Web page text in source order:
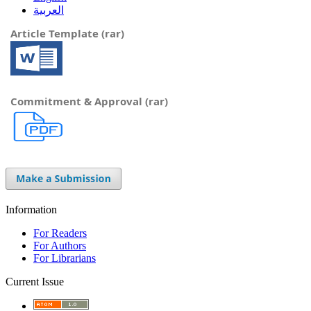
العربية
Article Template (rar)
Commitment & Approval (rar)
Information
For Readers
For Authors
For Librarians
Current Issue